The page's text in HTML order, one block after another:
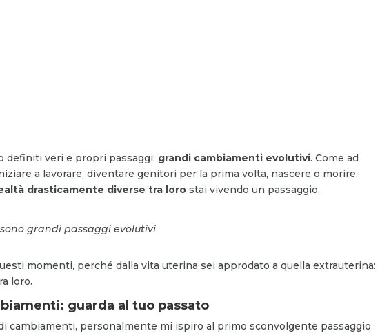
definiti veri e propri passaggi: grandi cambiamenti evolutivi. Come ad
a lavorare, diventare genitori per la prima volta, nascere o morire.
drasticamente diverse tra loro stai vivendo un passaggio.
grandi passaggi evolutivi
momenti, perché dalla vita uterina sei approdato a quella extrauterina:
loro.
guarda al tuo passato
cambiamenti, personalmente mi ispiro al primo sconvolgente passaggio